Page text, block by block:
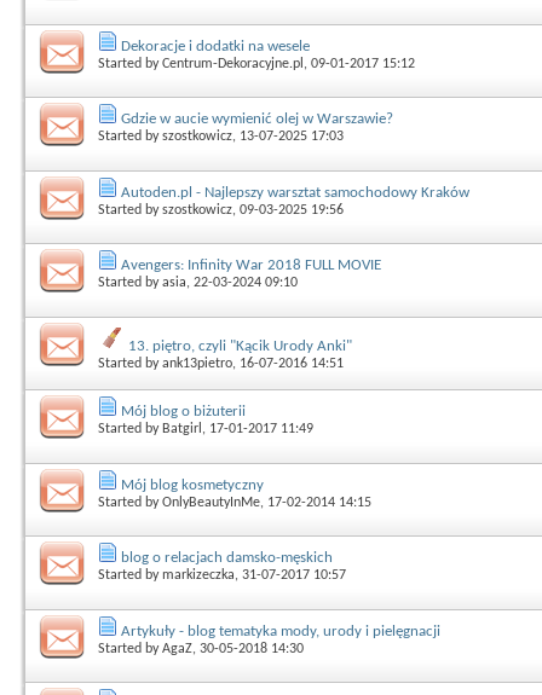
Dekoracje i dodatki na wesele
Started byCentrum-Dekoracyjne.pl , 09-01-2017 15:12
Gdzie w aucie wymienić olej w Warszawie?
Started byszostkowicz, 13-07-2025 17:03
Autoden.pl - Najlepszy warsztat samochodowy Kraków
Started byszostkowicz, 09-03-2025 19:56
Avengers: Infinity War 2018 FULL MOVIE
Started byasia, 22-03-2024 09:10
13. piętro, czyli "Kącik Urody Anki"
Started byank13pietro, 16-07-2016 14:51
Mój blog o biżuterii
Started by Batgirl , 17-01-2017 11:49
Mój blog kosmetyczny
Started byOnlyBeautyInMe, 17-02-2014 14:15
blog o relacjach damsko-męskich
Started bymarkizeczka, 31-07-2017 10:57
Artykuły - blog tematyka mody, urody i pielęgnacji
Started byAgaZ, 30-05-2018 14:30